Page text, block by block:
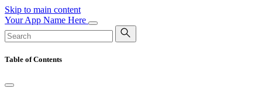
Skip to main content
Your App Name Here
Table of Contents